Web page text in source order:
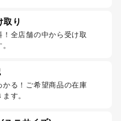
取り
全店舗の中から受け取
る！ご希望商品の在庫
す。